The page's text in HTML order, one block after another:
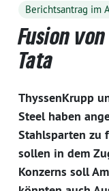
Berichtsantrag im
Fusion
Tata
ThyssenKrupp
Steel haben
Stahlsparten zu
sollen in dem
Konzerns soll